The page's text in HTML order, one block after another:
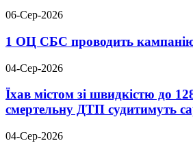
06-Сер-2026
1 ОЦ СБС проводить
04-Сер-2026
Їхав містом зі швидкістю до
смертельну ДТП судитимуть
04-Сер-2026